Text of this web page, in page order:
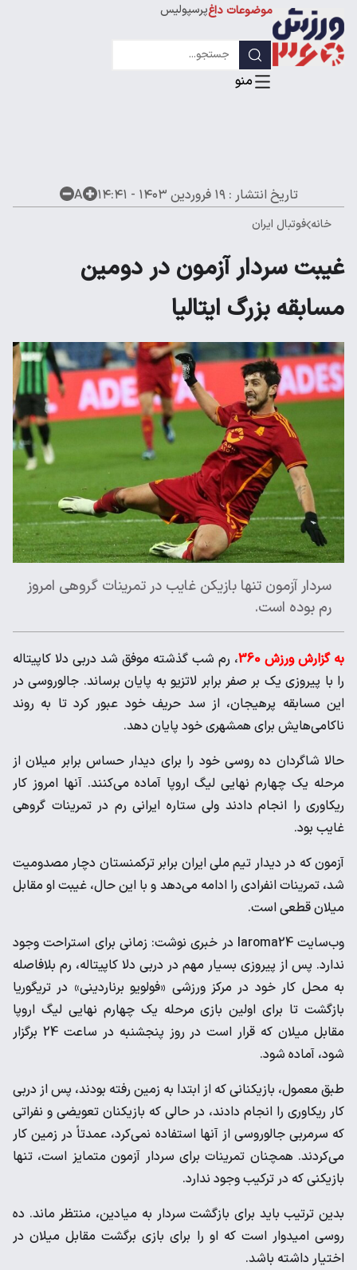
موضوعات داغپرسپولیس
لیگ قهرمانان
تاریخ انتشار :۱۹ فروردین ۱۴۰۳ - ۱۴:۴۱ A
خانه فوتبال ایران
غیبت سردار آزمون در دومین
مسابقه بزرگ ایتالیا
سردار آزمون تنها بازیکن غایب در تمرینات گروهی امروز
رم بوده است.
به گزارش ورزش 360
، رم شب گذشته موفق شد دربی دلا کاپیتاله
را با پیروزی یک بر صفر برابر لاتزیو به پایان برساند. جالوروسی در
این مسابقه پرهیجان، از سد حریف خود عبور کرد تا به روند
ناکامی‌هایش برای همشهری خود پایان دهد.
حالا شاگردان ده روسی خود را برای دیدار حساس برابر میلان از
مرحله یک چهارم نهایی لیگ اروپا آماده می‌کنند. آنها امروز کار
ریکاوری را انجام دادند ولی ستاره ایرانی رم در تمرینات گروهی
غایب بود.
آزمون که در دیدار تیم ملی ایران برابر ترکمنستان دچار مصدومیت
شد، تمرینات انفرادی را ادامه می‌دهد و با این حال، غیبت او مقابل
میلان قطعی است.
وب‌سایت laroma24 در خبری نوشت: زمانی برای استراحت وجود
ندارد. پس از پیروزی بسیار مهم در دربی دلا کاپیتاله، رم بلافاصله
به محل کار خود در مرکز ورزشی «فولویو برناردینی» در تریگوریا
بازگشت تا برای اولین بازی مرحله یک چهارم نهایی لیگ اروپا
مقابل میلان که قرار است در روز پنجشنبه در ساعت 24 برگزار
شود، آماده شود.
طبق معمول، بازیکنانی که از ابتدا به زمین رفته بودند، پس از دربی
کار ریکاوری را انجام دادند، در حالی که بازیکنان تعویضی و نفراتی
که سرمربی جالوروسی از آنها استفاده نمی‌کرد، عمدتاً در زمین کار
می‌کردند. همچنان تمرینات برای سردار آزمون متمایز است، تنها
بازیکنی که در ترکیب وجود ندارد.
بدین ترتیب باید برای بازگشت سردار به میادین، منتظر ماند. ده
روسی امیدوار است که او را برای بازی برگشت مقابل میلان در
اختیار داشته باشد.